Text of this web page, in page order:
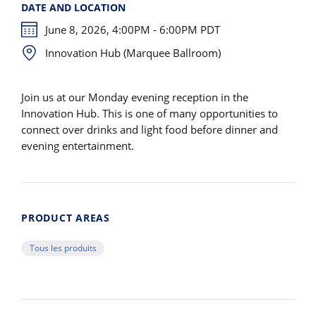
DATE AND LOCATION
June 8, 2026, 4:00PM - 6:00PM PDT
Innovation Hub (Marquee Ballroom)
Join us at our Monday evening reception in the
Innovation Hub. This is one of many opportunities to
connect over drinks and light food before dinner and
evening entertainment.
PRODUCT AREAS
Tous les produits